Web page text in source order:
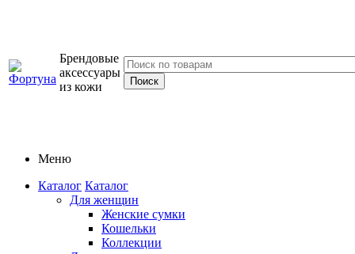
Брендовые
аксессуары
из кожи
Меню
Каталог Каталог
Для женщин
Женские сумки
Кошельки
Коллекции